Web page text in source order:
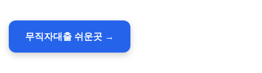
무직자대출 쉬운곳 →